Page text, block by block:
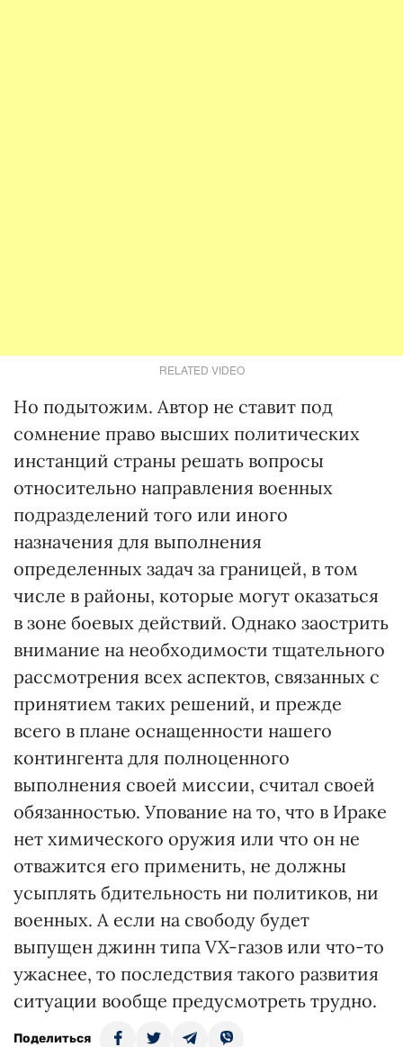
RELATED VIDEO
Но подытожим. Автор не ставит под
сомнение право высших политических
инстанций страны решать вопросы
относительно направления военных
подразделений того или иного
назначения для выполнения
определенных задач за границей, в том
числе в районы, которые могут оказаться
в зоне боевых действий. Однако заострить
внимание на необходимости тщательного
рассмотрения всех аспектов, связанных с
принятием таких решений, и прежде
всего в плане оснащенности нашего
контингента для полноценного
выполнения своей миссии, считал своей
обязанностью. Упование на то, что в Ираке
нет химического оружия или что он не
отважится его применить, не должны
усыплять бдительность ни политиков, ни
военных. А если на свободу будет
выпущен джинн типа VX-газов или что-то
ужаснее, то последствия такого развития
ситуации вообще предусмотреть трудно.
Поделиться